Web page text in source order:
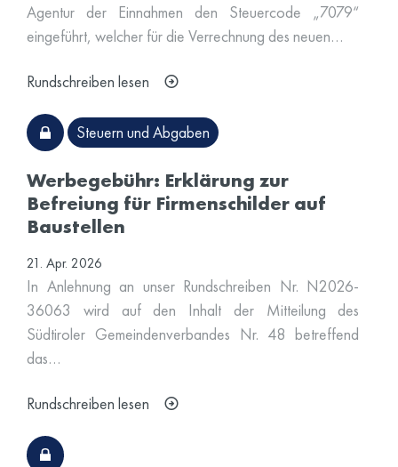
Agentur der Einnahmen den Steuercode „7079“
eingeführt, welcher für die Verrechnung des neuen…
Rundschreiben lesen
Steuern und Abgaben
Werbegebühr: Erklärung zur
Befreiung für Firmenschilder auf
Baustellen
21. Apr. 2026
In Anlehnung an unser Rundschreiben Nr. N2026-
36063 wird auf den Inhalt der Mitteilung des
Südtiroler Gemeindenverbandes Nr. 48 betreffend
das…
Rundschreiben lesen